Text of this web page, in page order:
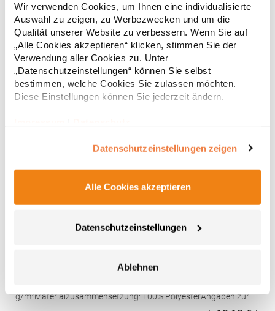
Wir verwenden Cookies, um Ihnen eine individualisierte
Auswahl zu zeigen, zu Werbezwecken und um die
Qualität unserer Website zu verbessern. Wenn Sie auf
„Alle Cookies akzeptieren“ klicken, stimmen Sie der
Verwendung aller Cookies zu. Unter
„Datenschutzeinstellungen“ können Sie selbst
bestimmen, welche Cookies Sie zulassen möchten.
Diese Einstellungen können Sie jederzeit ändern.
Datenschutzeinstellungen zeigen
Alle Cookies akzeptieren
Datenschutzeinstellungen
Ablehnen
mit Polyfilm für Formstabilität Flachstrick-Kragen und
Ärmelbündchen in Rippstrick Doppelnähte an Schultern
Verstärkte Nähte an stark beanspruchten Stellen Neutrales
Etikett im Kragen für die einfache Veredelung/Personalisierung
Verstärkte Knopfleiste mit drei Knöpfen Aufgesetzte
Brusttasche mit Knopfverschluss Verstärkte Seitenschlitze
Ersatzknopf Stehkragen Angesetzte Ärmel Weiches Piquet-
Gewebe mit COOL-DRY feuchtigkeitsabsorbierenden
Eigenschaften, Atmungsaktivität und Verzugkontrolle Weicher,
R312XHersteller: Result Clothing Ltd. Narcisova 1 821 01
ab16,05 € *
* Preise inkl. gesetzlicher Mwst. + Versandkosten *
W475 Henbury Herren Coolplus®
g/m²Materialzusammensetzung: 100% PolyesterAngaben zur